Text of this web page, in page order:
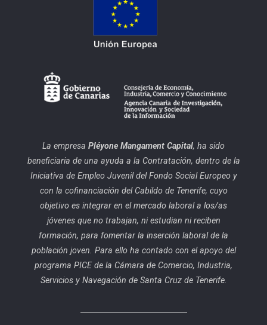
La empresa Pléyone Mangament Capital, ha sido
beneficiaria de una ayuda a la Contratación, dentro de la
Iniciativa de Empleo Juvenil del Fondo Social Europeo y
con la cofinanciación del Cabildo de Tenerife, cuyo
objetivo es integrar en el mercado laboral a los/as
jóvenes que no trabajan, ni estudian ni reciben
formación, para fomentar la inserción laboral de la
población joven. Para ello ha contado con el apoyo del
programa PICE de la Cámara de Comercio, Industria,
Servicios y Navegación de Santa Cruz de Tenerife.